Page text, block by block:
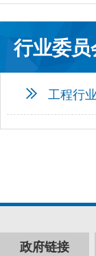
山
山
行业委员
工程行业
政府链接